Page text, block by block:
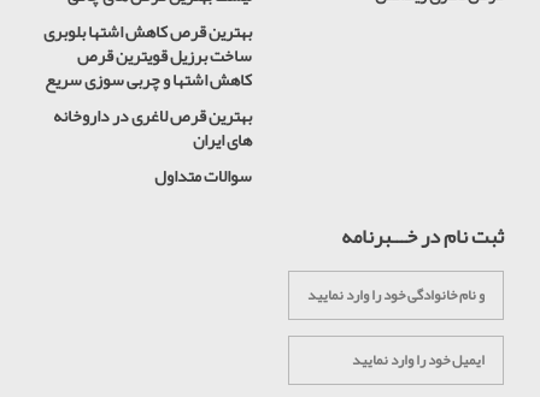
بهترین قرص کاهش اشتها بلوبری
ساخت برزیل قویترین قرص
کاهش اشتها و چربی سوزی سریع
بهترین قرص لاغری در داروخانه
های ایران
سوالات متداول
ثبت نام در خـــبرنامه